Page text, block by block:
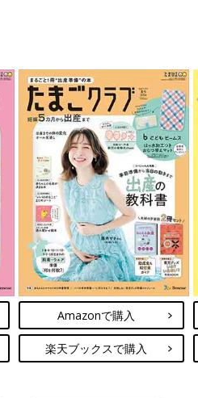
Amazonで購入
楽天ブックスで購入